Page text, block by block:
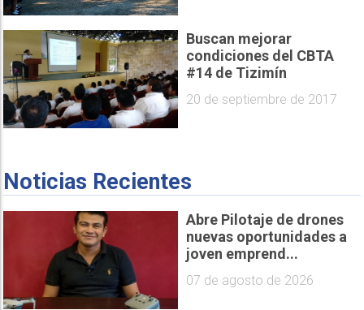
Buscan mejorar
condiciones del CBTA
#14 de Tizimín
20 de septiembre de 2017
Noticias Recientes
Abre Pilotaje de drones
nuevas oportunidades a
joven emprend...
07 de agosto de 2026